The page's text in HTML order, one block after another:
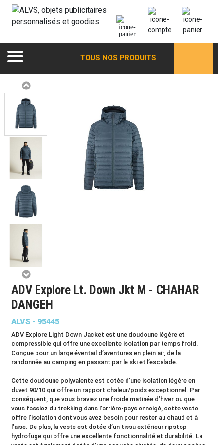
TOUS NOS PRODUITS
ADV Explore Lt. Down Jkt M - CHAHAR
DANGEH
ALVS - 95445
ADV Explore Light Down Jacket est une doudoune légère et
compressible qui offre une excellente isolation par temps froid.
Conçue pour un large éventail d’aventures en plein air, de la
randonnée au camping en passant par le ski et l’escalade.
Cette doudoune polyvalente est dotée d’une isolation légère en
duvet 90/10 qui offre un rapport chaleur/poids exceptionnel. Par
conséquent, que vous braviez une froide matinée d’hiver ou que
vous fassiez du trekking dans l’arrière-pays enneigé, cette veste
offre l’isolation dont vous avez besoin pour rester au chaud et à
l’aise. De plus, la veste est dotée d’un tissu extérieur ripstop
hydrofuge qui offre une excellente fonctionnalité et durabilité. La